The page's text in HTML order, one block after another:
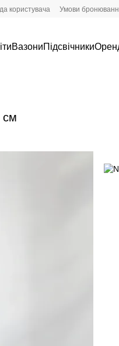
користувача Умови
ВазониПідсвічники
см